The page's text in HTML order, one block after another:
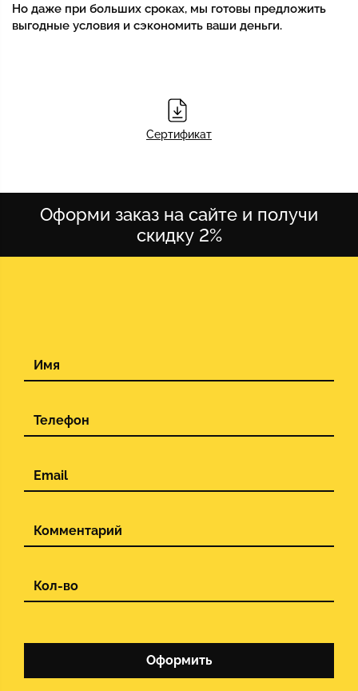
Но даже при больших сроках, мы готовы предложить
выгодные условия и сэкономить ваши деньги.
Сертификат
Оформи заказ на сайте и получи
скидку 2%
Оформить